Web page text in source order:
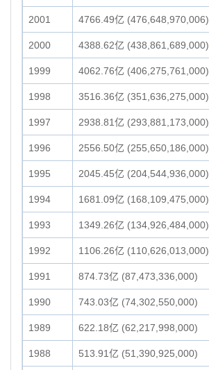
2001 4766.49亿 (476,648,970,006)
2000 4388.62亿 (438,861,689,000)
1999 4062.76亿 (406,275,761,000)
1998 3516.36亿 (351,636,275,000)
1997 2938.81亿 (293,881,173,000)
1996 2556.50亿 (255,650,186,000)
1995 2045.45亿 (204,544,936,000)
1994 1681.09亿 (168,109,475,000)
1993 1349.26亿 (134,926,484,000)
1992 1106.26亿 (110,626,013,000)
1991 874.73亿 (87,473,336,000)
1990 743.03亿 (74,302,550,000)
1989 622.18亿 (62,217,998,000)
1988 513.91亿 (51,390,925,000)